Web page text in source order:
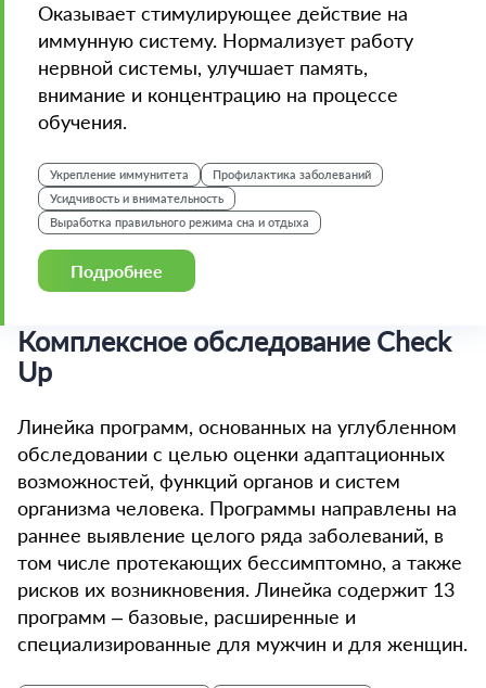
Оказывает стимулирующее действие на
иммунную систему. Нормализует работу
нервной системы, улучшает память,
внимание и концентрацию на процессе
обучения.
Укрепление иммунитета
Профилактика заболеваний
Усидчивость и внимательность
Выработка правильного режима сна и отдыха
Подробнее
Комплексное обследование Check
Up
Линейка программ, основанных на углубленном
обследовании с целью оценки адаптационных
возможностей, функций органов и систем
организма человека. Программы направлены на
раннее выявление целого ряда заболеваний, в
том числе протекающих бессимптомно, а также
рисков их возникновения. Линейка содержит 13
программ – базовые, расширенные и
специализированные для мужчин и для женщин.